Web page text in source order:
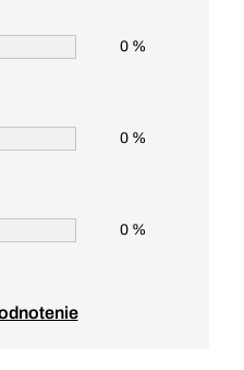
0 %
0 %
0 %